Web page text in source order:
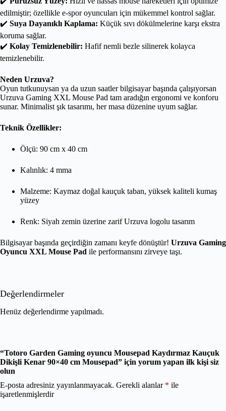
edilmiştir; özellikle e-spor oyuncuları için mükemmel kontrol sağlar.
✔️ Suya Dayanıklı Kaplama: Küçük sıvı dökülmelerine karşı ekstra
koruma sağlar.
✔️ Kolay Temizlenebilir: Hafif nemli bezle silinerek kolayca
temizlenebilir.
Neden Urzuva?
Oyun tutkunuysan ya da uzun saatler bilgisayar başında çalışıyorsan
Urzuva Gaming XXL Mouse Pad tam aradığın ergonomi ve konforu
sunar. Minimalist şık tasarımı, her masa düzenine uyum sağlar.
Teknik Özellikler:
Ölçü: 90 cm x 40 cm
Kalınlık: 4 mma
Malzeme: Kaymaz doğal kauçuk taban, yüksek kaliteli kumaş
yüzey
Renk: Siyah zemin üzerine zarif Urzuva logolu tasarım
Bilgisayar başında geçirdiğin zamanı keyfe dönüştür! Urzuva Gaming
Oyuncu XXL Mouse Pad ile performansını zirveye taşı.
Değerlendirmeler
Henüz değerlendirme yapılmadı.
“Totoro Garden Gaming oyuncu Mousepad Kaydırmaz Kauçuk
Dikişli Kenar 90×40 cm Mousepad” için yorum yapan ilk kişi siz
olun
E-posta adresiniz yayınlanmayacak. Gerekli alanlar * ile
işaretlenmişlerdir